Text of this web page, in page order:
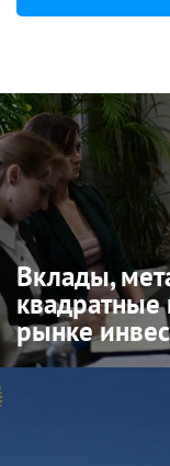
Вклады,
квадратные
рынке